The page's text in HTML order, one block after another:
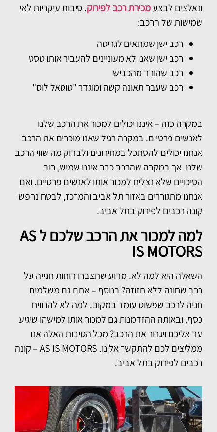
ונאלצים לבצעמכירת רכב לפירוק. סיבות עיקריות לאי
שמישות של הרכב:
רכב ישן שמתאים לגריטה
רכב ישן שאנו לא מעוניינים להעביר אותו טסט
רכב שהורד מהכביש
רכב שעבר תאונה קשה ומוגדר "טוטאל לוס"
במקרה כזה – איננו יכולים למכור את הרכב שלנו
לאנשים פרטיים. במקרה רגיל שאנו מוכרים את הרכב
אנחנו יכולים להסתכל במחירונים ולבדוק מה שווי הרכב
שלנו. אך במקרה שהרכב כבר איננו שמיש, רוב
הסיכויים שלא נצליח למכור אותו לאנשים פרטיים. ואם
אנחנו מתגוררים באזור תל אביב והמרכז, לבטח נחפש
קונה רכבים לפירוק בתל אביב.
למה למכור את הרכב שלכם ל AS
IS MOTORS
השאלה היא למה לא. מדוע שתצברו דוחות חנייה על
רכב שחונה ללא תזוזה? בנוסף – אתם גם משלמים
חניה לרכב שפשוט עומד במקום. למה לא להרוויח
כסף, ובאותה ההזדמנות גם למכור אותו למישהו שיגיע
עד אליכם ויגרור את הרכב? מכל הסיבות האלה אנו
ממליצים לכם להתקשר אלינו. AS IS MOTORS – קונה
רכבים לפירוק בתל אביב.